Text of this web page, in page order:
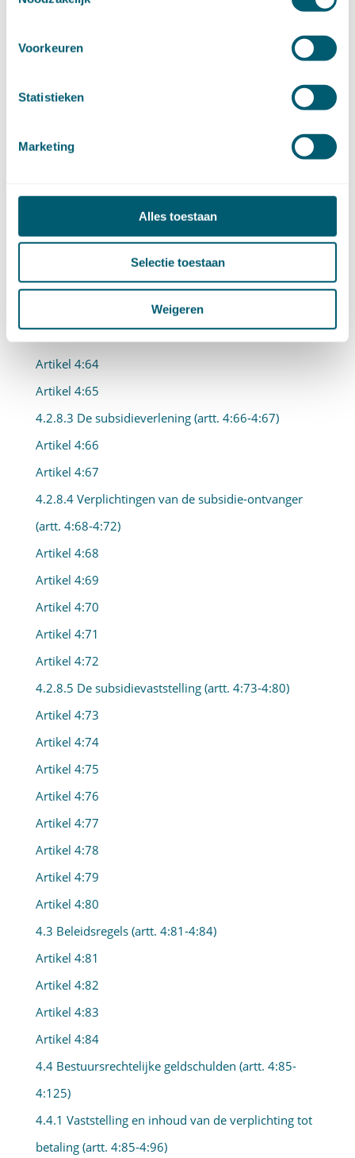
Voorkeuren
Statistieken
Marketing
Alles toestaan
Selectie toestaan
Weigeren
Artikel 4:56
4.2.8 Per boekjaar verstrekte subsidies aan
4.2.8.1 Inleidende bepalingen (artt. 4:58-4:59)
Artikel 4:61
Artikel 4:64
Artikel 4:65
4.2.8.3 De subsidieverlening (artt. 4:66-4:67)
Artikel 4:66
Artikel 4:67
4.2.8.4 Verplichtingen van de subsidie-ontvanger
(artt. 4:68-4:72)
Artikel 4:68
Artikel 4:69
Artikel 4:70
Artikel 4:71
Artikel 4:72
4.2.8.5 De subsidievaststelling (artt. 4:73-4:80)
Artikel 4:73
Artikel 4:74
Artikel 4:75
Artikel 4:76
Artikel 4:77
Artikel 4:78
Artikel 4:79
Artikel 4:80
4.3 Beleidsregels (artt. 4:81-4:84)
Artikel 4:81
Artikel 4:82
Artikel 4:83
Artikel 4:84
4.4 Bestuursrechtelijke geldschulden (artt. 4:85-
4:125)
4.4.1 Vaststelling en inhoud van de verplichting tot
betaling (artt. 4:85-4:96)